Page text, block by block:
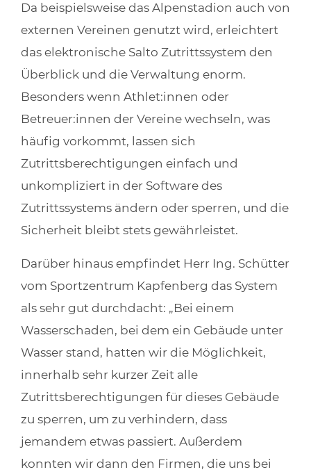
Da beispielsweise das Alpenstadion auch von
externen Vereinen genutzt wird, erleichtert
das elektronische Salto Zutrittssystem den
Überblick und die Verwaltung enorm.
Besonders wenn Athlet:innen oder
Betreuer:innen der Vereine wechseln, was
häufig vorkommt, lassen sich
Zutrittsberechtigungen einfach und
unkompliziert in der Software des
Zutrittssystems ändern oder sperren, und die
Sicherheit bleibt stets gewährleistet.
Darüber hinaus empfindet Herr Ing. Schütter
vom Sportzentrum Kapfenberg das System
als sehr gut durchdacht: „Bei einem
Wasserschaden, bei dem ein Gebäude unter
Wasser stand, hatten wir die Möglichkeit,
innerhalb sehr kurzer Zeit alle
Zutrittsberechtigungen für dieses Gebäude
zu sperren, um zu verhindern, dass
jemandem etwas passiert. Außerdem
konnten wir dann den Firmen, die uns bei